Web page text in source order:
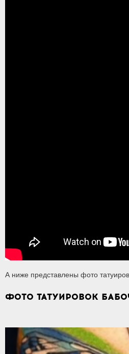
А ниже представлены фото
ФОТО ТАТУИРОВОК